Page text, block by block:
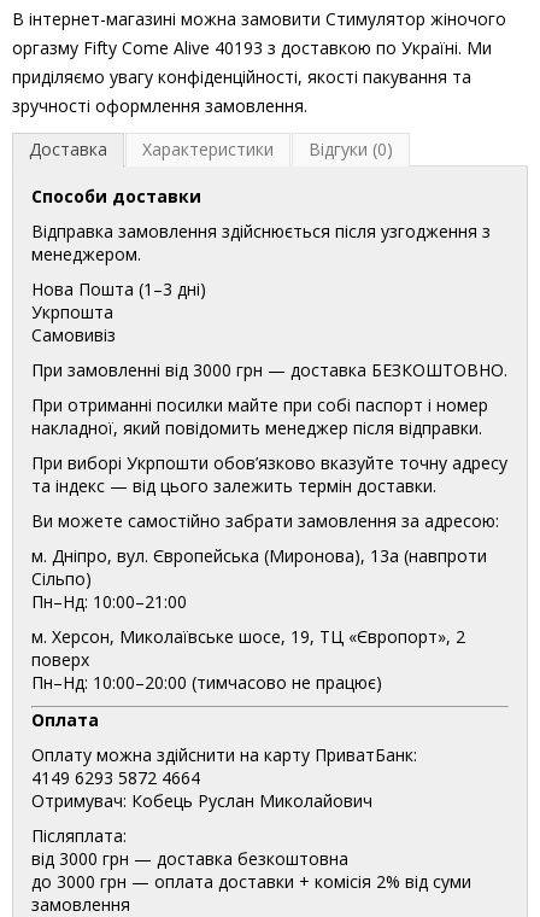
В інтернет-магазині можна замовити Стимулятор жіночого
оргазму Fifty Come Alive 40193 з доставкою по Україні. Ми
приділяємо увагу конфіденційності, якості пакування та
зручності оформлення замовлення.
Доставка
Характеристики Відгуки (0)
Способи доставки
Відправка замовлення здійснюється після узгодження з
менеджером.
Нова Пошта (1–3 дні)
Укрпошта
Самовивіз
При замовленні від 3000 грн — доставка БЕЗКОШТОВНО.
При отриманні посилки майте при собі паспорт і номер
накладної, який повідомить менеджер після відправки.
При виборі Укрпошти обов’язково вказуйте точну адресу
та індекс — від цього залежить термін доставки.
Ви можете самостійно забрати замовлення за адресою:
м. Дніпро, вул. Європейська (Миронова), 13а (навпроти
Сільпо)
Пн–Нд: 10:00–21:00
м. Херсон, Миколаївське шосе, 19, ТЦ «Європорт», 2
поверх
Пн–Нд: 10:00–20:00 (тимчасово не працює)
Оплата
Оплату можна здійснити на карту ПриватБанк:
4149 6293 5872 4664
Отримувач: Кобець Руслан Миколайович
Післяплата:
від 3000 грн — доставка безкоштовна
до 3000 грн — оплата доставки + комісія 2% від суми
замовлення